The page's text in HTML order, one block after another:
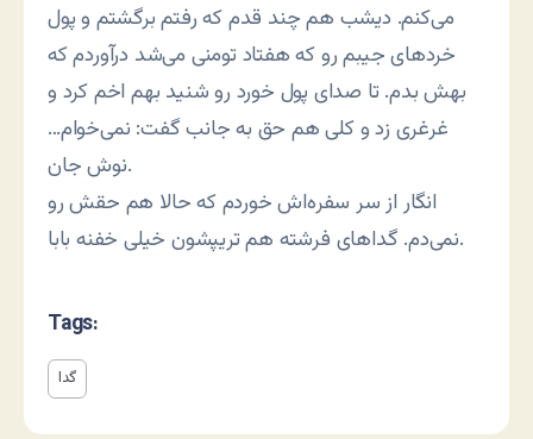
می‌کنم. دیشب هم چند قدم که رفتم برگشتم و پول
خردهای جیبم رو که هفتاد تومنی می‌شد درآوردم که
بهش بدم. تا صدای پول خورد رو شنید بهم اخم کرد و
غرغری زد و کلی هم حق به جانب گفت: نمی‌خوام…
نوش جان.
انگار از سر سفره‌اش خوردم که حالا هم حقش رو
نمی‌دم. گداهای فرشته هم تریپشون خیلی خفنه بابا.
Tags:
گدا